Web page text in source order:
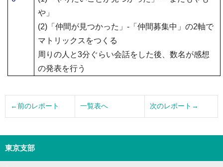
や」
(2)「仲間が見つかった」 -「仲間募集中」の2軸で
マトリックスをつくる
周りの人と3分ぐらい会話をした後、数名が感想
の発表を行う
←前のレポート 一覧表へ 次のレポート→
東京支部